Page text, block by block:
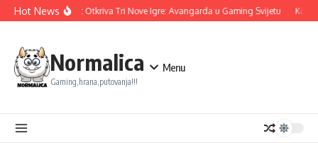
Skip to content
Hot NewsUbisoft Otkriva Tri Nove Igre: Avangarda u Gaming Svijetu
Normalica
Gaming,hrana,putovanja!!!
Menu